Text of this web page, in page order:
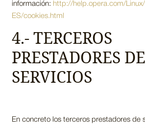
información: http://help.opera.com/
ES/cookies.html
4.- TERCEROS
PRESTADORES DE
SERVICIOS
En concreto los terceros prestadores de